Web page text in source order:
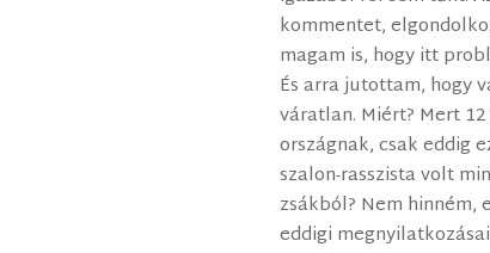
kommentet,
magam is, hogy itt
És arra jutottam, hogy
váratlan. Miért? Mert
országnak, csak eddig
szalon-rasszista volt
zsákból? Nem hinném,
eddigi